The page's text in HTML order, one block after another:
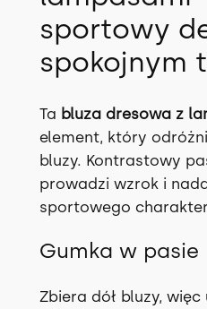
a
c
sportowy
spokojnym
Ta bluza dresowa z
element, który
bluzy. Kontrastowy
prowadzi wzrok i
sportowego
Gumka w pasie
Zbiera dół bluzy,